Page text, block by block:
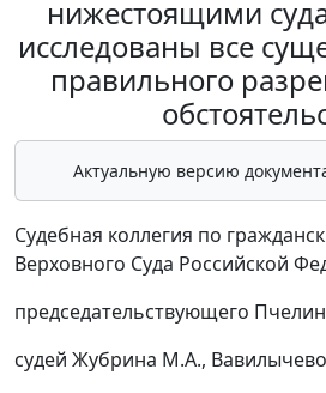
нижестоящими
исследованы все
правильного
Актуальную версию
Судебная коллегия по
Верховного Суда Российской
председательствующего
судей Жубрина М.А.,